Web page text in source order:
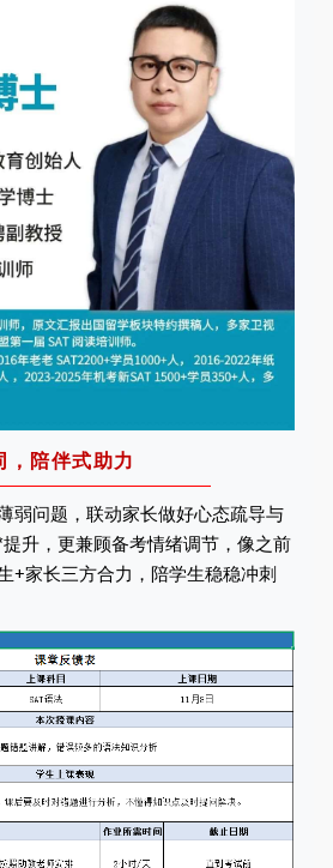
陪伴式助力
弱问题，联动家长做好心态疏导与
升，更兼顾备考情绪调节，像之前
+家长三方合力，陪学生稳稳冲刺